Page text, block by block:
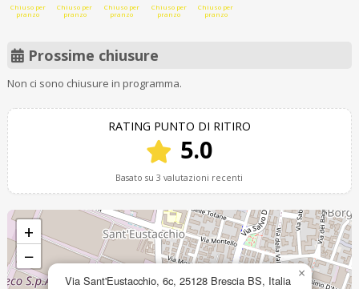
Chiuso per
pranzo
Chiuso per
pranzo
Chiuso per
pranzo
Chiuso per
pranzo
Chiuso per
pranzo
Prossime chiusure
Non ci sono chiusure in programma.
RATING PUNTO DI RITIRO
5.0
Basato su 3 valutazioni recenti
Via Sant'Eustacchio, 6c, 25128 Brescia BS, Italia ×
+
−